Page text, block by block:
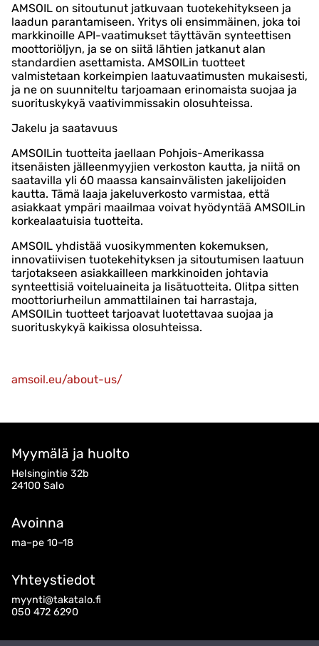
AMSOIL on sitoutunut jatkuvaan tuotekehitykseen ja
laadun parantamiseen. Yritys oli ensimmäinen, joka toi
markkinoille API-vaatimukset täyttävän synteettisen
moottoriöljyn, ja se on siitä lähtien jatkanut alan
standardien asettamista. AMSOILin tuotteet
valmistetaan korkeimpien laatuvaatimusten mukaisesti,
ja ne on suunniteltu tarjoamaan erinomaista suojaa ja
suorituskykyä vaativimmissakin olosuhteissa.
Jakelu ja saatavuus
AMSOILin tuotteita jaellaan Pohjois-Amerikassa
itsenäisten jälleenmyyjien verkoston kautta, ja niitä on
saatavilla yli 60 maassa kansainvälisten jakelijoiden
kautta. Tämä laaja jakeluverkosto varmistaa, että
asiakkaat ympäri maailmaa voivat hyödyntää AMSOILin
korkealaatuisia tuotteita.
AMSOIL yhdistää vuosikymmenten kokemuksen,
innovatiivisen tuotekehityksen ja sitoutumisen laatuun
tarjotakseen asiakkailleen markkinoiden johtavia
synteettisiä voiteluaineita ja lisätuotteita. Olitpa sitten
moottoriurheilun ammattilainen tai harrastaja,
AMSOILin tuotteet tarjoavat luotettavaa suojaa ja
suorituskykyä kaikissa olosuhteissa.
amsoil.eu/about-us/
Myymälä ja huolto
Helsingintie 32b
24100 Salo
Avoinna
ma–pe 10–18
Yhteystiedot
myynti@takatalo.fi
050 472 6290